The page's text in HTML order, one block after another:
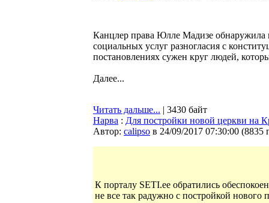
Канцлер права Юлле Мадизе обнаружила
социальных услуг разногласия с
постановлениях сужен круг людей,
Далее...
Читать дальше... | 3430 байт
Нарва : Для постройки новой церкви на
Автор: calipso в 24/09/2017 07:30:00 (8835
К порталу SETI.ee обратились
не все так радужно с постройкой нового